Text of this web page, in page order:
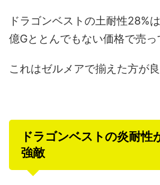
ドラゴンベストの土耐性28%
億Gととんでもない価格で売っ
これはゼルメアで揃えた方が
ドラゴンベストの炎耐性
強敵